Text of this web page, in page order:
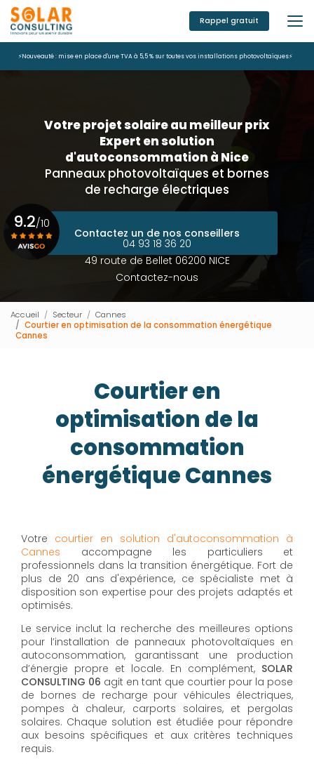
Aller
au
contenu
principal
⚡Nouveauté : mise en place d'une TVA à 5,5 % sur toutes vos installations photovoltaïques⚡
Rappel gratuit
Votre projet solaire au meilleur prix
Expert en solution
d'autoconsommation à Nice
Panneaux photovoltaïques et bornes
de recharge électriques
Contactez un de nos conseillers
04 93 18 36 20
49 route de Bellet 06200 NICE
Contactez-nous
9.2/10
Accueil Secteur
Cannes
Courtier en optimisation de la consommation énergétique
Cannes
Courtier en
optimisation de la
consommation
énergétique Cannes
Votre courtier en solution d'autoconsommation à
Cannes accompagne les particuliers et
professionnels dans la transition énergétique. Fort de
plus de 20 ans d'expérience, ce spécialiste met à
disposition son expertise pour des projets adaptés et
optimisés.
Le service inclut la recherche des meilleures options
pour l’installation de panneaux photovoltaïques en
autoconsommation, garantissant une production
d’énergie propre et locale. En complément, SOLAR
CONSULTING 06 agit en tant que courtier pour la pose
de bornes de recharge pour véhicules électriques,
pompes à chaleur, carports solaires, et pergolas
solaires. Chaque solution est étudiée pour répondre
aux besoins spécifiques et aux critères techniques
requis.